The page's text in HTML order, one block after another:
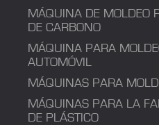
MÁQUINA DE MOLDEO
DE CARBONO
MÁQUINA PARA
AUTOMÓVIL
MÁQUINAS PARA
MÁQUINAS PARA LA
DE PLÁSTICO